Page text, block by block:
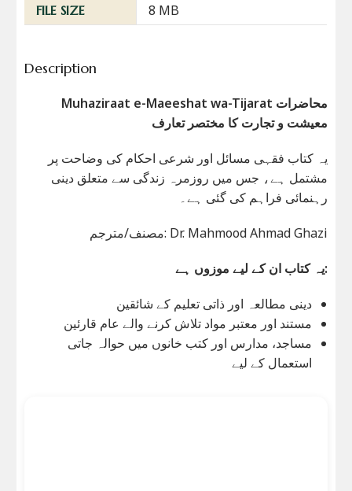
FILE SIZE 8 MB
Description
Muhaziraat e-Maeeshat wa-Tijarat محاضرات
معیشت و تجارت کا مختصر تعارف
یہ کتاب فقہی مسائل اور شرعی احکام کی وضاحت پر
مشتمل ہے، جس میں روزمرہ زندگی سے متعلق دینی
رہنمائی فراہم کی گئی ہے۔
مصنف/مترجم: Dr. Mahmood Ahmad Ghazi
یہ کتاب ان کے لیے موزوں ہے:
دینی مطالعہ اور ذاتی تعلیم کے شائقین
مستند اور معتبر مواد تلاش کرنے والے عام قارئین
مساجد، مدارس اور کتب خانوں میں حوالہ جاتی
استعمال کے لیے